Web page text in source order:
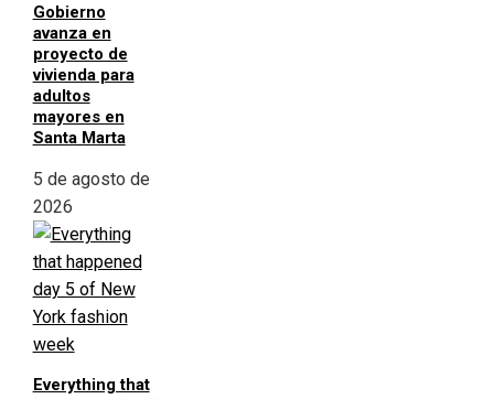
Gobierno
avanza en
proyecto de
vivienda para
adultos
mayores en
Santa Marta
5 de agosto de
2026
Everything that